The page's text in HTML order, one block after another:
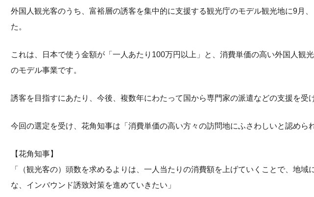
外国人観光客のうち、富裕層の誘客を集中的に支援する観光庁のモデル観光地に9月
た。
これは、日本で使う金額が「一人あたり100万円以上」と、消費単価の高い外国人観
のモデル事業です。
誘客を目指すにあたり、今後、複数年にわたって国から専門家の派遣などの支援を受
今回の選定を受け、花角知事は「消費単価の高い方々の訪問地にふさわしいと認め
【花角知事】
「（観光客の）頭数を求めるよりは、一人当たりの消費額を上げていくことで、地域
な、インバウンド誘致対策を進めていきたい」